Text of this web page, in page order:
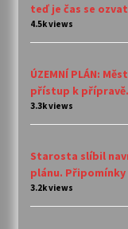
teď je čas se ozvat
4.5k views
ÚZEMNÍ PLÁN:
přístup k
3.3k views
Starosta slíbil
plánu.
3.2k views